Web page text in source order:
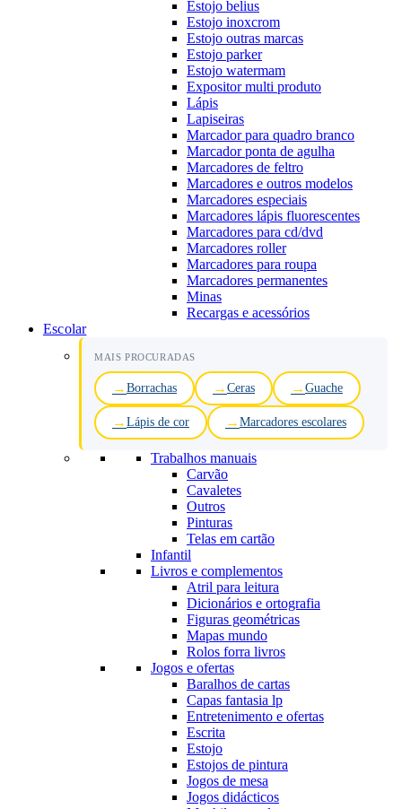
Estojo belius
Estojo inoxcrom
Estojo outras marcas
Estojo parker
Estojo watermam
Expositor multi produto
Lápis
Lapiseiras
Marcador para quadro branco
Marcador ponta de agulha
Marcadores de feltro
Marcadores e outros modelos
Marcadores especiais
Marcadores lápis fluorescentes
Marcadores para cd/dvd
Marcadores roller
Marcadores para roupa
Marcadores permanentes
Minas
Recargas e acessórios
Escolar
MAIS PROCURADAS
Borrachas Ceras Guache
Lápis de cor Marcadores escolares
Trabalhos manuais
Carvão
Cavaletes
Outros
Pinturas
Telas em cartão
Infantil
Livros e complementos
Atril para leitura
Dicionários e ortografia
Figuras geométricas
Mapas mundo
Rolos forra livros
Jogos e ofertas
Baralhos de cartas
Capas fantasia lp
Entretenimento e ofertas
Escrita
Estojo
Estojos de pintura
Jogos de mesa
Jogos didácticos